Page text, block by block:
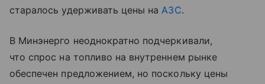
старалось удерживать цены наАЗС.
В Минэнерго неоднократно подчеркивали,
что спрос на топливо на внутреннем рынке
обеспечен предложением, но поскольку цены